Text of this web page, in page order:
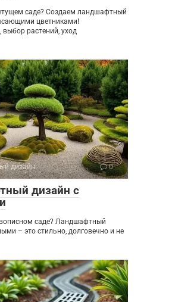
саде? Создаем ландшафтный
цветниками!
выбор растений, уход
дизайн 0
дизайн с
саде? Ландшафтный
– это стильно, долговечно и не